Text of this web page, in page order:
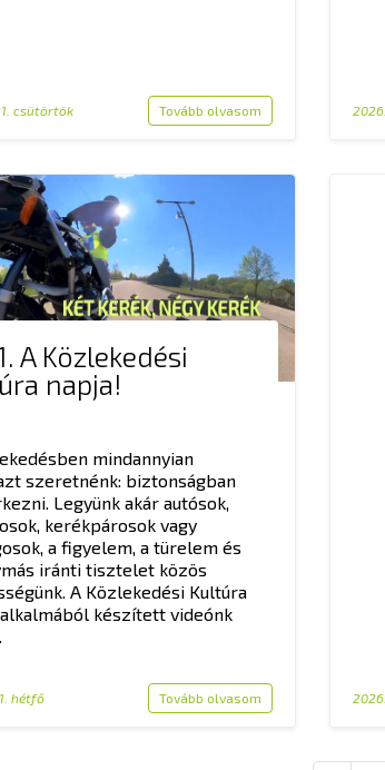
csütörtök Tovább olvasom
A Közlekedési
napja!
mindannyian
szeretnénk: biztonságban
Legyünk akár autósok,
kerékpárosok vagy
a figyelem, a türelem és
iránti tisztelet közös
A Közlekedési Kultúra
készített videónk
hétfő Tovább olvasom